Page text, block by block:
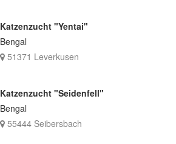
Katzenzucht "Yentai"
Bengal
51371 Leverkusen
Katzenzucht "Seidenfell"
Bengal
55444 Seibersbach